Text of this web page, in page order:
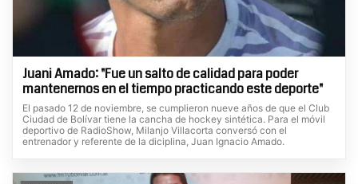
Juani Amado: "Fue un salto de calidad para poder
mantenernos en el tiempo practicando este deporte"
El pasado 12 de noviembre, se cumplieron nueve años de que el Club
Ciudad de Bolívar tiene la cancha de hockey sintética. Para el móvil
deportivo de RadioShow, Milanjo Villacorta conversó con el
entrenador y referente de la diciplina, Juan Ignacio Amado.